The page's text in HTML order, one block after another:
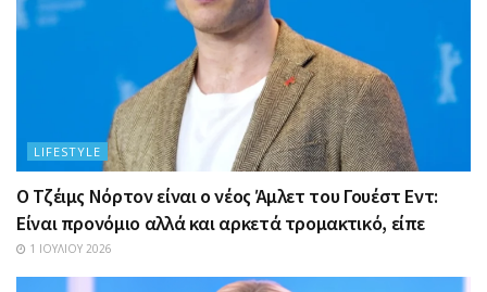
LIFESTYLE
Ο Τζέιμς Νόρτον είναι ο νέος Άμλετ του Γουέστ Εντ:
Είναι προνόμιο αλλά και αρκετά τρομακτικό, είπε
1 ΙΟΥΛΊΟΥ 2026